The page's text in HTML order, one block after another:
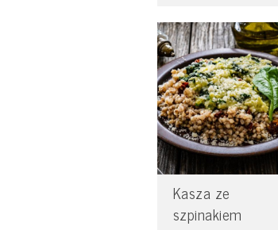
Kasza ze
szpinakiem